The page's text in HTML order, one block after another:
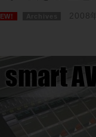
2008